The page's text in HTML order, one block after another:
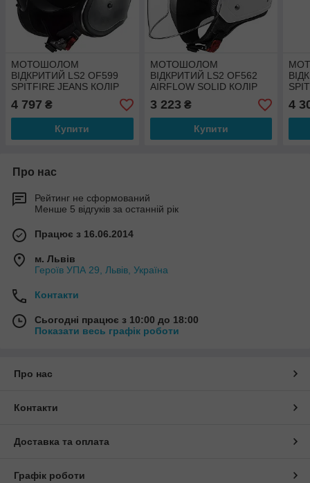
МОТОШОЛОМ
ВІДКРИТИЙ LS2 OF599
SPITFIRE JEANS КОЛІР
TITANIUM
4 797 ₴
Купити
МОТОШОЛОМ
ВІДКРИТИЙ LS2 OF562
AIRFLOW SOLID КОЛІР
WHITE
3 223 ₴
Купити
4
Про нас
Рейтинг не сформований
Менше 5 відгуків за останній рік
Працює з 16.06.2014
м. Львів
Героїв УПА 29, Львів, Україна
Контакти
Сьогодні працює з 10:00 до 18:00
Показати весь графік роботи
Про нас
Контакти
Доставка та оплата
Графік роботи